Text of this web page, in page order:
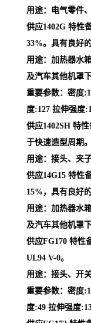
用途：电气零件
供应1402G 特性
33%。具有良好
用途：加热器水
及汽车其他机罩下
重要参数：密度
度:127 拉伸强度
供应1402SH 特
于快速造型周期。
用途：接头、夹
供应14G15 特性
15%，具有良好
用途：加热器水
及汽车其他机罩下
供应FG170 特性
UL94 V-0。
用途：接头、开
重要参数：密度
度:49 拉伸强度